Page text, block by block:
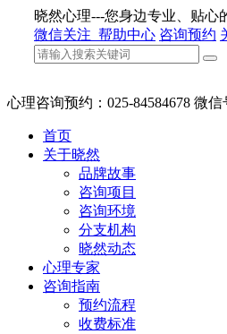
晓然心理---您身边专业、贴心
微信关注 帮助中心 咨询预约
心理咨询预约：025-84584678 微信
首页
关于晓然
品牌故事
咨询项目
咨询环境
分支机构
晓然动态
心理专家
咨询指南
预约流程
收费标准